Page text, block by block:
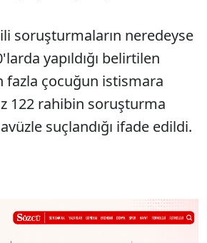
soruşturmaların neredeyse
yapıldığı belirtilen
fazla çocuğun istismara
122 rahibin soruşturma
suçlandığı ifade edildi.